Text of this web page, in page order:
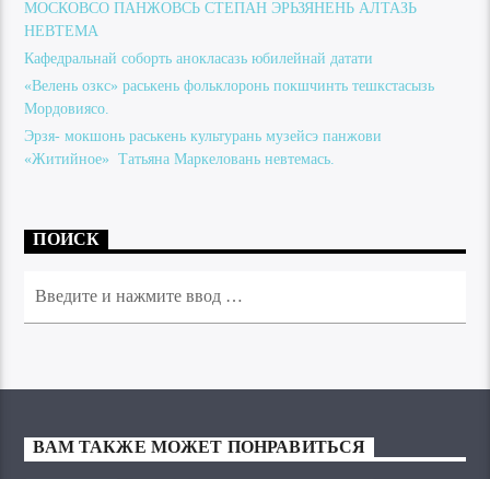
МОСКОВСО ПАНЖОВСЬ СТЕПАН ЭРЬЗЯНЕНЬ АЛТАЗЬ
НЕВТЕМА
Кафедральнай соборть анокласазь юбилейнай датати
«Велень озкс» раськень фольклоронь покшчинть тешкстасызь
Мордовиясо.
Эрзя- мокшонь раськень культурань музейсэ панжови
«Житийное» Татьяна Маркеловань невтемась.
ПОИСК
ВАМ ТАКЖЕ МОЖЕТ ПОНРАВИТЬСЯ